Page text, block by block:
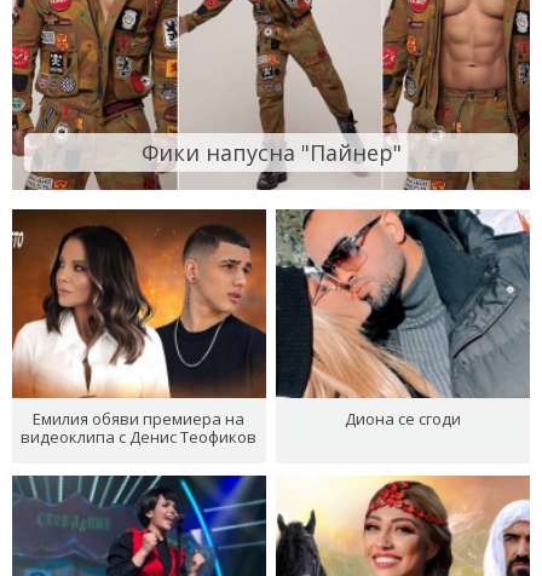
Фики напусна "Пайнер"
Емилия обяви премиера на
видеоклипа с Денис Теофиков
Диона се сгоди